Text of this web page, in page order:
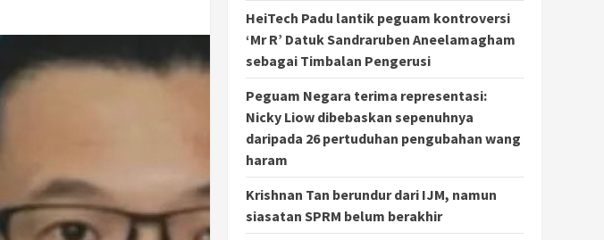
HeiTech Padu lantik peguam kontroversi
‘Mr R’ Datuk Sandraruben Aneelamagham
sebagai Timbalan Pengerusi
Peguam Negara terima representasi:
Nicky Liow dibebaskan sepenuhnya
daripada 26 pertuduhan pengubahan wang
haram
Krishnan Tan berundur dari IJM, namun
siasatan SPRM belum berakhir